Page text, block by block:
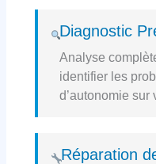
Diagnostic
Analyse
identifier les
d’autonomie sur
Réparation